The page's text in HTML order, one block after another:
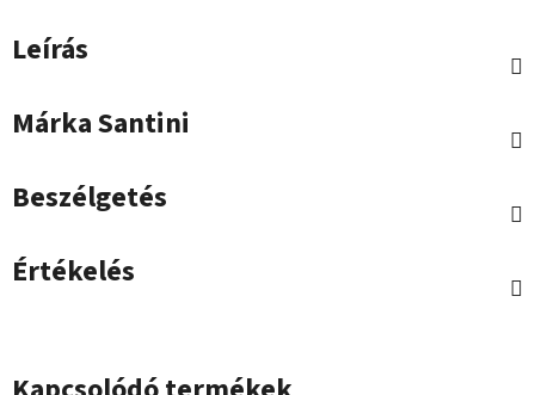
Leírás
MárkaSantini
Beszélgetés
Értékelés